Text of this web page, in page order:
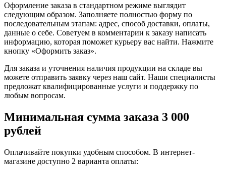
Оформление заказа в стандартном режиме выглядит
следующим образом. Заполняете полностью форму по
последовательным этапам: адрес, способ доставки, оплаты,
данные о себе. Советуем в комментарии к заказу написать
информацию, которая поможет курьеру вас найти. Нажмите
кнопку «Оформить заказ».
Для заказа и уточнения наличия продукции на складе вы
можете отправить заявку через наш сайт. Наши специалисты
предложат квалифицированные услуги и поддержку по
любым вопросам.
Минимальная сумма заказа 3 000
рублей
Оплачивайте покупки удобным способом. В интернет-
магазине доступно 2 варианта оплаты: